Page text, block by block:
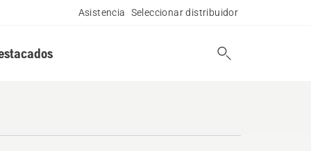
Asistencia Seleccionar distribuidor